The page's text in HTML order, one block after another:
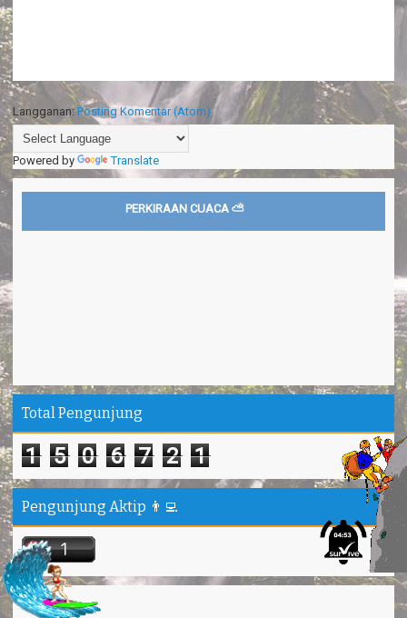
Langganan:Posting Komentar (Atom)
Powered by Translate
PERKIRAAN CUACA ⛅
Total Pengunjung
1 5 0 6 7 2 1
Pengunjung Aktip 👨‍💻